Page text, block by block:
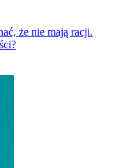
że nie mają racji.